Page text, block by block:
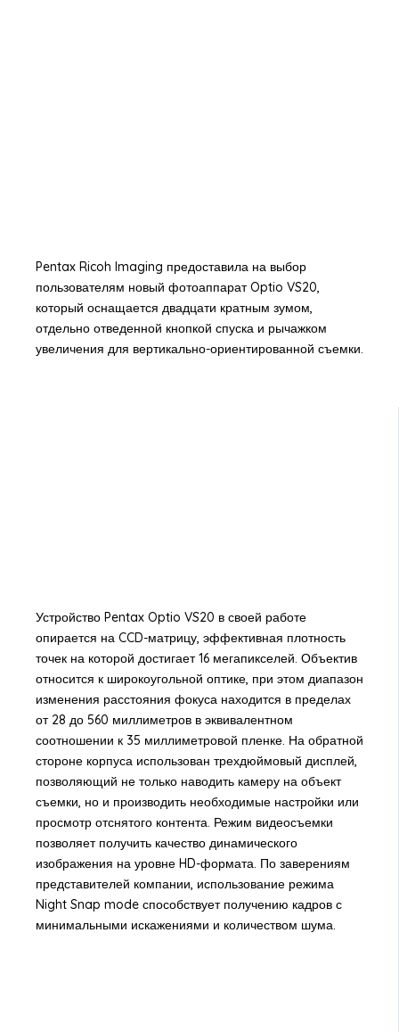
Pentax Ricoh Imaging предоставила на выбор
пользователям новый фотоаппарат Optio VS20,
который оснащается двадцати кратным зумом,
отдельно отведенной кнопкой спуска и рычажком
увеличения для вертикально-ориентированной съемки.
Устройство Pentax Optio VS20 в своей работе
опирается на CCD-матрицу, эффективная плотность
точек на которой достигает 16 мегапикселей. Объектив
относится к широкоугольной оптике, при этом диапазон
изменения расстояния фокуса находится в пределах
от 28 до 560 миллиметров в эквивалентном
соотношении к 35 миллиметровой пленке. На обратной
стороне корпуса использован трехдюймовый дисплей,
позволяющий не только наводить камеру на объект
съемки, но и производить необходимые настройки или
просмотр отснятого контента. Режим видеосъемки
позволяет получить качество динамического
изображения на уровне HD-формата. По заверениям
представителей компании, использование режима
Night Snap mode способствует получению кадров с
минимальными искажениями и количеством шума.